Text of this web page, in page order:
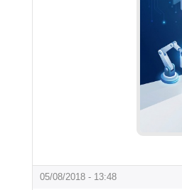
05/08/2018 - 13:48